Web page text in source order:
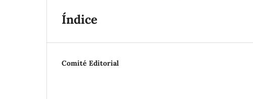
Índice
Comité Editorial